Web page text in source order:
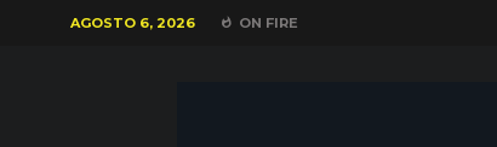
AGOSTO 6, 2026 ON FIRE